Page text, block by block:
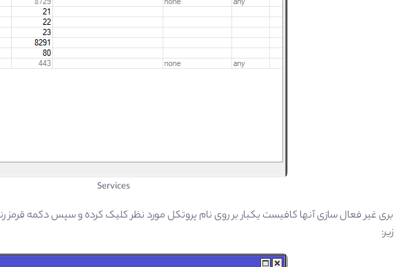
Services
بری غیر فعال سازی آنها کافیست یکبار بر روی نام پروتکل مورد نظر کلیک کرده و سپس دکمه قرمز
زیر: